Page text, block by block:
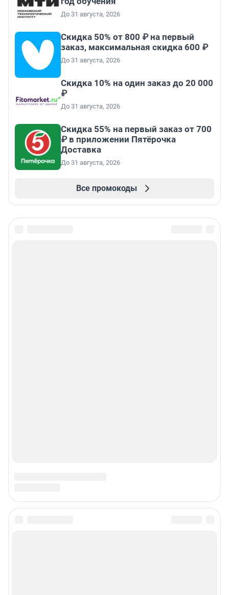
До 31 августа, 2026
Скидка 50% от 800 ₽ на первый
заказ, максимальная скидка 600 ₽
До 31 августа, 2026
Скидка 10% на один заказ до 20 000
₽
До 31 августа, 2026
Скидка 55% на первый заказ от 700
₽ в приложении Пятёрочка
Доставка
До 31 августа, 2026
Все промокоды